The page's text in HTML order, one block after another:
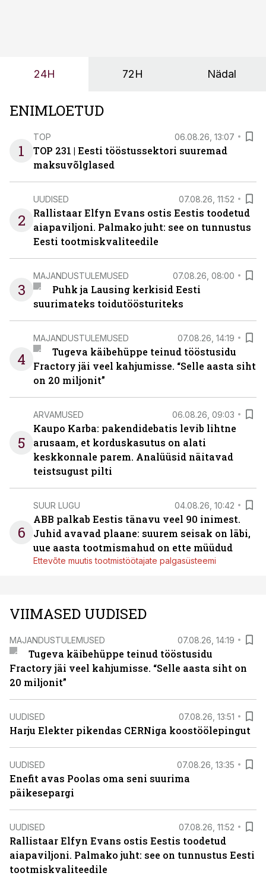
24H 72H Nädal
ENIMLOETUD
1
TOP 06.08.26, 13:07
TOP 231 | Eesti tööstussektori suuremad
maksuvõlglased
2
UUDISED 07.08.26, 11:52
Rallistaar Elfyn Evans ostis Eestis toodetud
aiapaviljoni. Palmako juht: see on tunnustus
Eesti tootmiskvaliteedile
3
MAJANDUSTULEMUSED 07.08.26, 08:00
Puhk ja Lausing kerkisid Eesti
suurimateks toidutöösturiteks
4
MAJANDUSTULEMUSED 07.08.26, 14:19
Tugeva käibehüppe teinud tööstusidu
Fractory jäi veel kahjumisse. “Selle aasta siht
on 20 miljonit”
5
ARVAMUSED 06.08.26, 09:03
Kaupo Karba: pakendidebatis levib lihtne
arusaam, et korduskasutus on alati
keskkonnale parem. Analüüsid näitavad
teistsugust pilti
6
SUUR LUGU 04.08.26, 10:42
ABB palkab Eestis tänavu veel 90 inimest.
Juhid avavad plaane: suurem seisak on läbi,
uue aasta tootmismahud on ette müüdud
Ettevõte muutis tootmistöötajate palgasüsteemi
VIIMASED UUDISED
MAJANDUSTULEMUSED 07.08.26, 14:19
Tugeva käibehüppe teinud tööstusidu
Fractory jäi veel kahjumisse. “Selle aasta siht on
20 miljonit”
UUDISED 07.08.26, 13:51
Harju Elekter pikendas CERNiga koostöölepingut
UUDISED 07.08.26, 13:35
Enefit avas Poolas oma seni suurima
päikesepargi
UUDISED 07.08.26, 11:52
Rallistaar Elfyn Evans ostis Eestis toodetud
aiapaviljoni. Palmako juht: see on tunnustus Eesti
tootmiskvaliteedile